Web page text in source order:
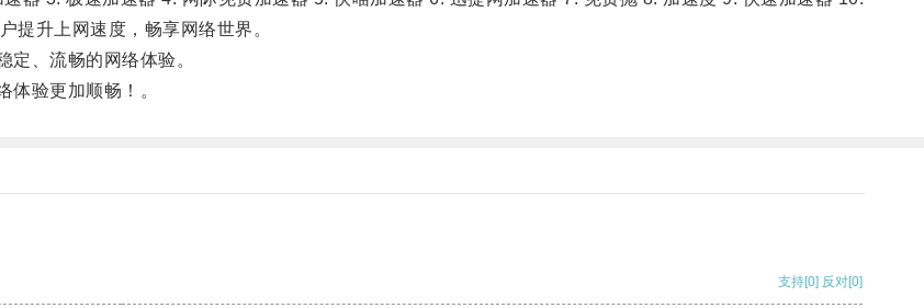
提升上网速度，畅享网络世界。
、流畅的网络体验。
验更加顺畅！。
支持[0] 反对[0]